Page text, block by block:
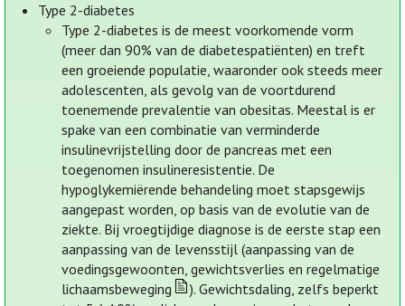
Type 2-diabetes
Type 2-diabetes is de meest voorkomende vorm
(meer dan 90% van de diabetespatiënten) en treft
een groeiende populatie, waaronder ook steeds meer
adolescenten, als gevolg van de voortdurend
toenemende prevalentie van obesitas. Meestal is er
spake van een combinatie van verminderde
insulinevrijstelling door de pancreas met een
toegenomen insulineresistentie. De
hypoglykemiërende behandeling moet stapsgewijs
aangepast worden, op basis van de evolutie van de
ziekte. Bij vroegtijdige diagnose is de eerste stap een
aanpassing van de levensstijl (aanpassing van de
voedingsgewoonten, gewichtsverlies en regelmatige
lichaamsbeweging
). Gewichtsdaling, zelfs beperkt